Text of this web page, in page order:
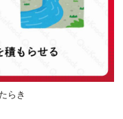
らき